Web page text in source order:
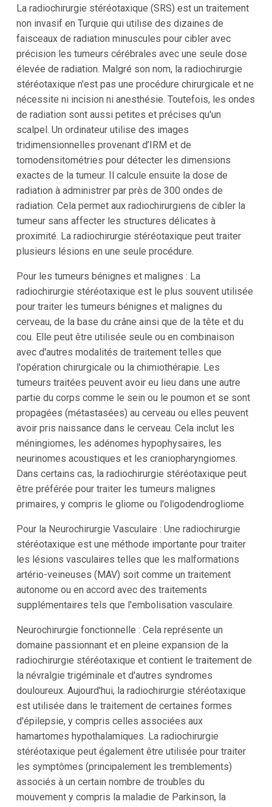
La radiochirurgie stéréotaxique (SRS) est un traitement
non invasif en Turquie qui utilise des dizaines de
faisceaux de radiation minuscules pour cibler avec
précision les tumeurs cérébrales avec une seule dose
élevée de radiation. Malgré son nom, la radiochirurgie
stéréotaxique n'est pas une procédure chirurgicale et ne
nécessite ni incision ni anesthésie. Toutefois, les ondes
de radiation sont aussi petites et précises qu'un
scalpel. Un ordinateur utilise des images
tridimensionnelles provenant d’IRM et de
tomodensitométries pour détecter les dimensions
exactes de la tumeur. Il calcule ensuite la dose de
radiation à administrer par près de 300 ondes de
radiation. Cela permet aux radiochirurgiens de cibler la
tumeur sans affecter les structures délicates à
proximité. La radiochirurgie stéréotaxique peut traiter
plusieurs lésions en une seule procédure.
Pour les tumeurs bénignes et malignes : La
radiochirurgie stéréotaxique est le plus souvent utilisée
pour traiter les tumeurs bénignes et malignes du
cerveau, de la base du crâne ainsi que de la tête et du
cou. Elle peut être utilisée seule ou en combinaison
avec d'autres modalités de traitement telles que
l'opération chirurgicale ou la chimiothérapie. Les
tumeurs traitées peuvent avoir eu lieu dans une autre
partie du corps comme le sein ou le poumon et se sont
propagées (métastasées) au cerveau ou elles peuvent
avoir pris naissance dans le cerveau. Cela inclut les
méningiomes, les adénomes hypophysaires, les
neurinomes acoustiques et les craniopharyngiomes.
Dans certains cas, la radiochirurgie stéréotaxique peut
être préférée pour traiter les tumeurs malignes
primaires, y compris le gliome ou l'oligodendrogliome.
Pour la Neurochirurgie Vasculaire : Une radiochirurgie
stéréotaxique est une méthode importante pour traiter
les lésions vasculaires telles que les malformations
artério-veineuses (MAV) soit comme un traitement
autonome ou en accord avec des traitements
supplémentaires tels que l'embolisation vasculaire.
Neurochirurgie fonctionnelle : Cela représente un
domaine passionnant et en pleine expansion de la
radiochirurgie stéréotaxique et contient le traitement de
la névralgie trigéminale et d'autres syndromes
douloureux. Aujourd'hui, la radiochirurgie stéréotaxique
est utilisée dans le traitement de certaines formes
d'épilepsie, y compris celles associées aux
hamartomes hypothalamiques. La radiochirurgie
stéréotaxique peut également être utilisée pour traiter
les symptômes (principalement les tremblements)
associés à un certain nombre de troubles du
mouvement y compris la maladie de Parkinson, la